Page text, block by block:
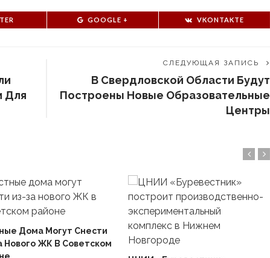
GOOGLE + VKONTAKTE
Для
СЛЕДУЮЩАЯ ЗАПИСЬ
В Свердловской Области Будут
Построены Новые Образовательные
Центры
Дома Могут Снести
Нового ЖК В Советском